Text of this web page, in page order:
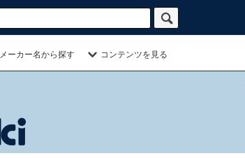
メーカー名から探す コンテンツを見る